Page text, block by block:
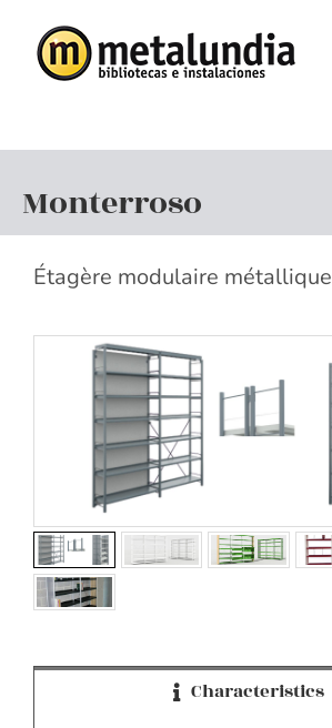
content
Monterroso
Étagère modulaire métallique
Characteristics